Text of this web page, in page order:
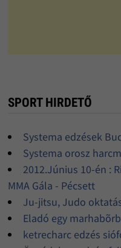
SPORT HIRDETŐ
Systema edzések
Systema orosz
2012.Június 10-én :
MMA Gála - Pécsett
Ju-jitsu, Judo
Eladó egy
ketrecharc edzés